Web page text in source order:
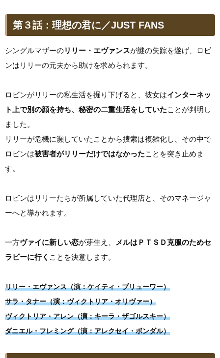
第３話：理想の君に／JUST FANS
シングルマザーのリリー・エヴァンスが謎の失踪を遂げ、ロビ
ンはリリーの元夫から助けを求められます。
ロビンがリリーの私生活を掘り下げると、彼女はインターネッ
ト上で別の顔を持ち、秘密の二重生活をしていたことが判明し
ました。
リリーが危機に瀕していたことから捜索は複雑化し、その中で
ロビンは被害者がリリーだけではなかったことを突き止めま
す。
ロビンはリリーたちが所属していた代理店と、そのマネージャ
ーへと導かれます。
一方ヴァイに新しい恋が芽生え、
メルはＰＴＳＤ克服のためセ
ラピーに行く ことを決意します。
リリー・エヴァンス（演：ケイティ・ブリューワー）
サラ・タナー（演：ヴィクトリア・オリヴァー）
ヴィクトリア・アレン（演：キーラ・ザゴルスキー）
ダニエル・フレミング（演：アレクセイ・ボンダル）